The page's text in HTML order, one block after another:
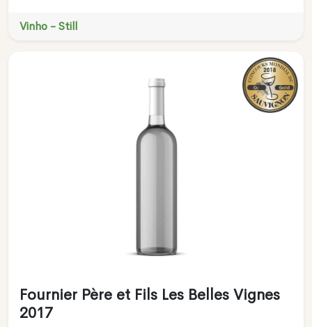
Vinho - Still
Fournier Père et Fils Les Belles Vignes
2017